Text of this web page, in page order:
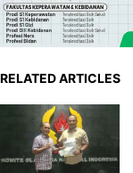
RELATED ARTICLES